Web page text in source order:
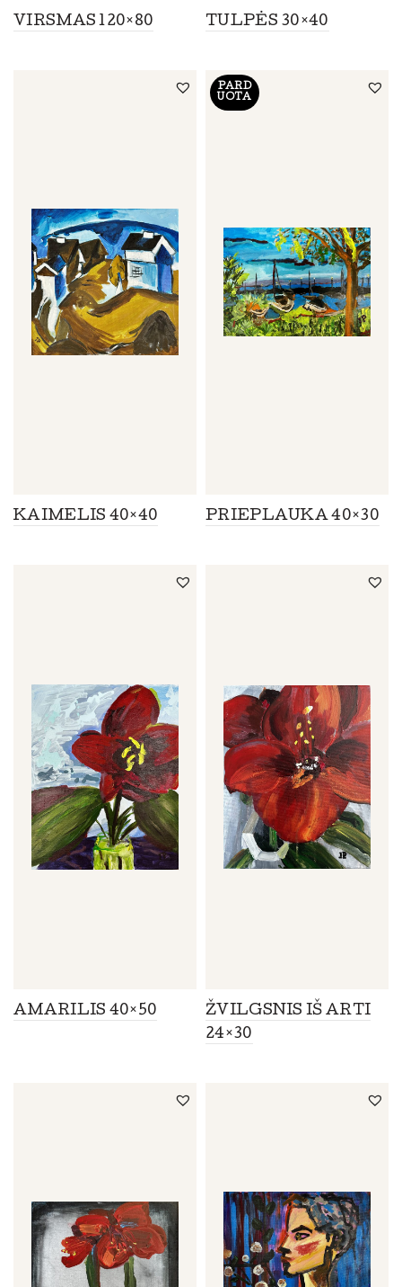
VIRSMAS 120×80 TULPĖS 30×40
KAIMELIS 40×40
PARD
UOTA
PRIEPLAUKA 40×30
AMARILIS 40×50
ŽVILGSNIS IŠ ARTI
24×30